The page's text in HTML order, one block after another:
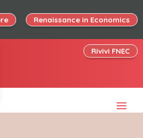
Renaissance in Economics
Rivivi FNEC